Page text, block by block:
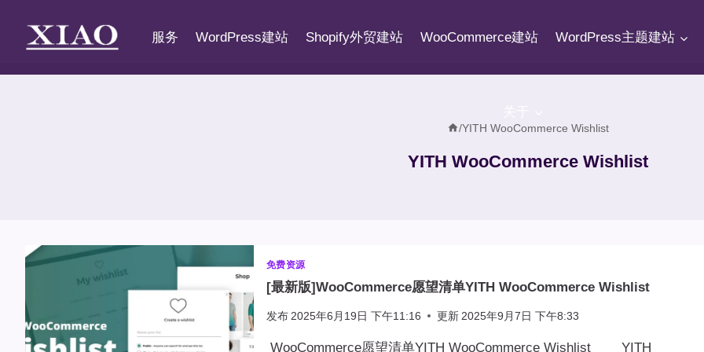
容
服务 WordPress建站 Shopify外贸建站 WooCommerce建站 WordPress主题建站
/YITH WooCommerce Wishlist
YITH WooCommerce Wishlist
免费资源
[最新版]WooCommerce愿望清单YITH WooCommerce Wishlist
发布 2025年6月19日 下午11:16 更新 2025年9月7日 下午8:33
WooCommerce愿望清单YITH WooCommerce Wishlist YITH